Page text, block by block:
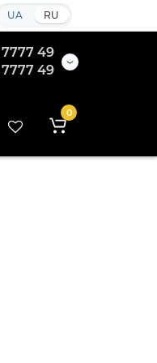
UA RU
7777 49
7777 49
0